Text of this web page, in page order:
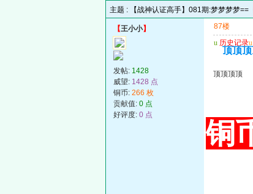
主题 : 【战神认证高手】081期:梦梦梦梦
【王小小】
发帖: 1428
威望: 1428 点
铜币: 266 枚
贡献值: 0 点
好评度: 0 点
87楼
u 历史记录u
顶顶
顶顶顶顶
铜